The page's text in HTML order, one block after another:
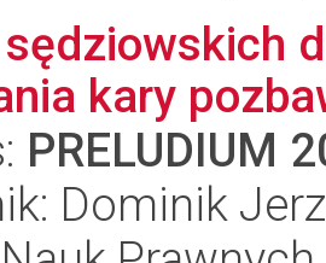
kary
PRELUDIUM
Dominik